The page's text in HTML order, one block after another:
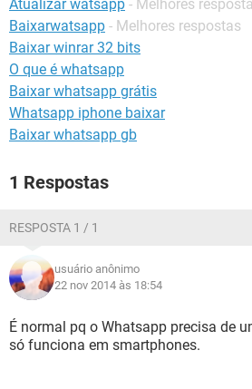
Atualizar watsapp - Melhores
Baixarwatsapp - Melhores respostas
Baixar winrar 32 bits
O que é whatsapp
Baixar whatsapp grátis
Whatsapp iphone baixar
Baixar whatsapp gb
1 Respostas
RESPOSTA 1 / 1
usuário anônimo
22 nov 2014 às 18:54
É normal pq o Whatsapp precisa de
só funciona em smartphones.